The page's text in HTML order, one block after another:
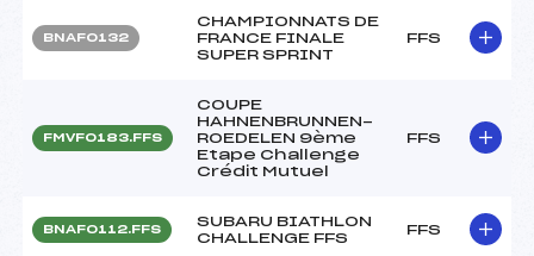
BNAF0132
CHAMPIONNATS DE
FRANCE FINALE
SUPER SPRINT
FFS
FMVF0183.FFS
COUPE
HAHNENBRUNNEN-
ROEDELEN 9ème
Etape Challenge
Crédit Mutuel
FFS
BNAF0112.FFS
SUBARU BIATHLON
CHALLENGE FFS
FFS